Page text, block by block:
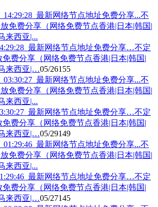
最新网络节点地址免费分享…不定
费分享（网络免费节点香港|日本|韩国|
来西亚|…05/26155
最新网络节点地址免费分享…不定
费分享（网络免费节点香港|日本|韩国|
来西亚|…05/29149
最新网络节点地址免费分享…不定
费分享（网络免费节点香港|日本|韩国|
来西亚|…05/27145